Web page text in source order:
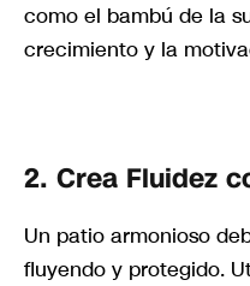
como el bambú de la
crecimiento y la
2. Crea Fluidez
Un patio armonioso
fluyendo y protegido.